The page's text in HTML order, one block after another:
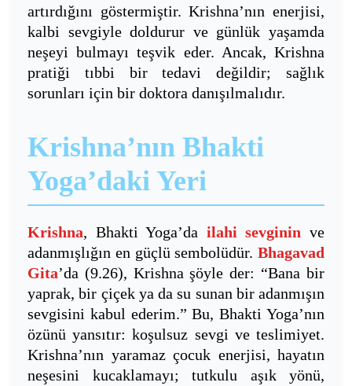
artırdığını göstermiştir. Krishna’nın enerjisi,
kalbi sevgiyle doldurur ve günlük yaşamda
neşeyi bulmayı teşvik eder. Ancak, Krishna
pratiği tıbbi bir tedavi değildir; sağlık
sorunları için bir doktora danışılmalıdır.
Krishna’nın Bhakti
Yoga’daki Yeri
Krishna, Bhakti Yoga’da ilahi sevginin ve
adanmışlığın en güçlü sembolüdür. Bhagavad
Gita’da (9.26), Krishna şöyle der: “Bana bir
yaprak, bir çiçek ya da su sunan bir adanmışın
sevgisini kabul ederim.” Bu, Bhakti Yoga’nın
özünü yansıtır: koşulsuz sevgi ve teslimiyet.
Krishna’nın yaramaz çocuk enerjisi, hayatın
neşesini kucaklamayı; tutkulu aşık yönü,